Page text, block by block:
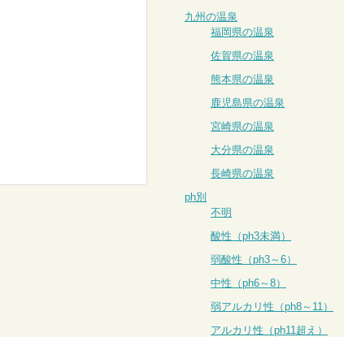
九州の温泉
福岡県の温泉
佐賀県の温泉
熊本県の温泉
鹿児島県の温泉
宮崎県の温泉
大分県の温泉
長崎県の温泉
ph別
不明
酸性（ph3未満）
弱酸性（ph3～6）
中性（ph6～8）
弱アルカリ性（ph8～11）
アルカリ性（ph11超え）